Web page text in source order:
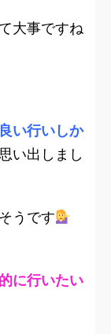
大事ですね
い行いしか
い出しまし
うです
に行いたい